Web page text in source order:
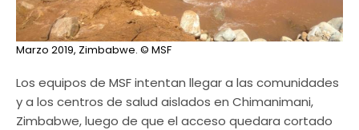
Marzo 2019, Zimbabwe. © MSF
Los equipos de MSF intentan llegar a las comunidades
y a los centros de salud aislados en Chimanimani,
Zimbabwe, luego de que el acceso quedara cortado